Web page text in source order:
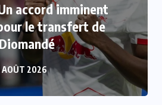
accord imminent
le transfert de
AOÛT 2026
se joint aux appels
de Gianni
AOÛT 2026